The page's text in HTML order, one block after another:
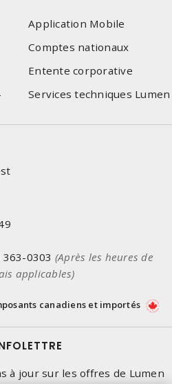
Application Mobile
Comptes nationaux
Entente corporative
Services techniques Lumen
363-0303 (Après les heures de
applicables)
canadiens et importés
à jour sur les offres de Lumen